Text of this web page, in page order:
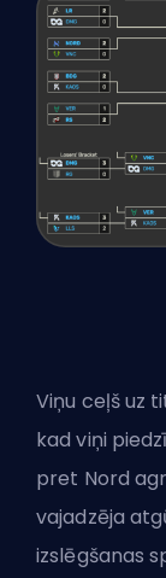
Viņu ceļš uz
kad viņi
pret Nord
vajadzēja
izslēgšanas